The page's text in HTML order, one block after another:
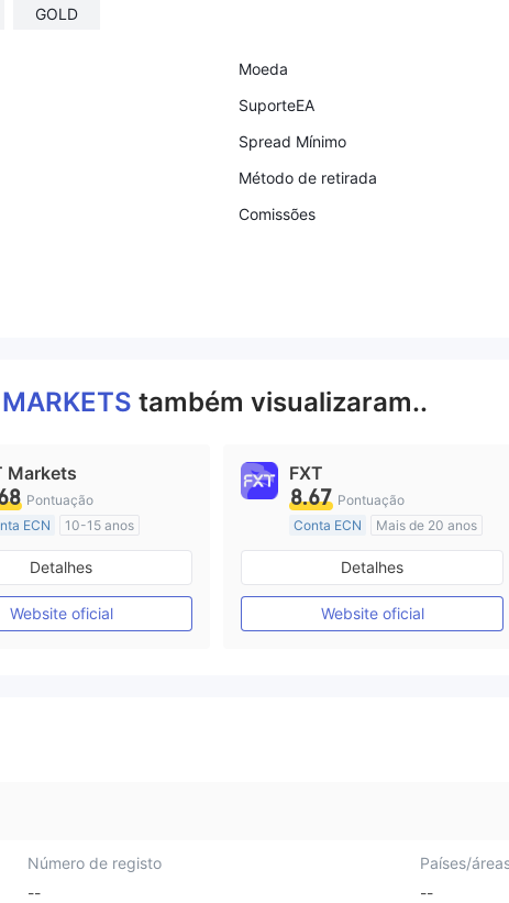
GOLD
Moeda
SuporteEA
Spread Mínimo
Método de retirada
Comissões
também visualizaram..
Markets
Pontuação
ECN
10-15 anos
Regulamento
Marketing (MM)
principal MT4
Detalhes
Website oficial
FXT
8.67 Pontuação
Conta ECN
Mais de 20 anos
Austrália Regulamento
Market Marketing (MM)
Etiqueta principal MT4
Detalhes
Website oficial
Número de registo
--
Países/
--